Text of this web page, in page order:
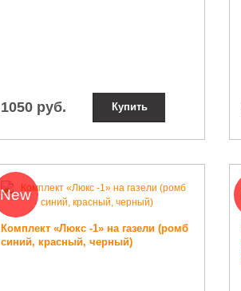
1050 руб. Купить
New
Комплект «Люкс -1» на газели (ромб
синий, красный, черный)